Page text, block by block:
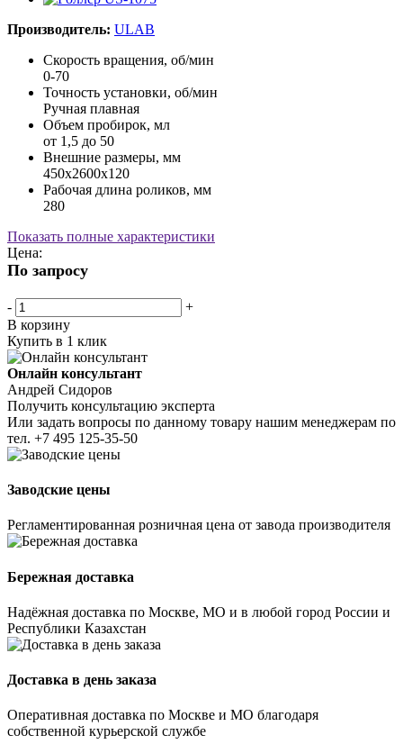
Производитель: ULAB
Скорость вращения, об/мин
0-70
Точность установки, об/мин
Ручная плавная
Объем пробирок, мл
от 1,5 до 50
Внешние размеры, мм
450х2600х120
Рабочая длина роликов, мм
280
Показать полные характеристики
Цена:
По запросу
-
+
В корзину
Купить в 1 клик
Онлайн консультант
Андрей Сидоров
Получить консультацию эксперта
Или задать вопросы по данному товару нашим менеджерам по
тел. +7 495 125-35-50
Заводские цены
Регламентированная розничная цена от завода производителя
Бережная доставка
Надёжная доставка по Москве, МО и в любой город России и
Республики Казахстан
Доставка в день заказа
Оперативная доставка по Москве и МО благодаря
собственной курьерской службе